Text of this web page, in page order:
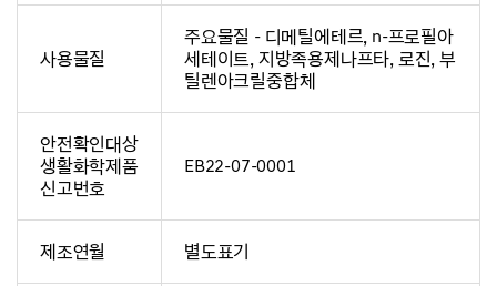
사용물질
주요물질 - 디메틸에테르, n-프로필아
세테이트, 지방족용제나프타, 로진, 부
틸렌아크릴중합체
안전확인대상
생활화학제품
신고번호
EB22-07-0001
제조연월 별도표기